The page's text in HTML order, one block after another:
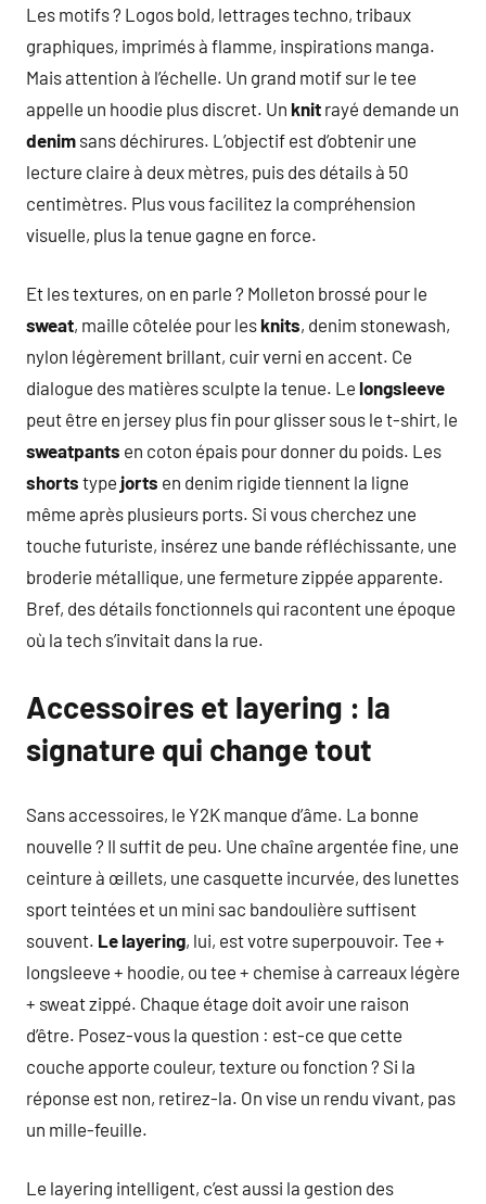
Les motifs ? Logos bold, lettrages techno, tribaux
graphiques, imprimés à flamme, inspirations manga.
Mais attention à l’échelle. Un grand motif sur le tee
appelle un hoodie plus discret. Un knit rayé demande un
denim sans déchirures. L’objectif est d’obtenir une
lecture claire à deux mètres, puis des détails à 50
centimètres. Plus vous facilitez la compréhension
visuelle, plus la tenue gagne en force.
Et les textures, on en parle ? Molleton brossé pour le
sweat, maille côtelée pour lesknits, denim stonewash,
nylon légèrement brillant, cuir verni en accent. Ce
dialogue des matières sculpte la tenue. Le longsleeve
peut être en jersey plus fin pour glisser sous le t-shirt, le
sweatpants en coton épais pour donner du poids. Les
shorts type jorts en denim rigide tiennent la ligne
même après plusieurs ports. Si vous cherchez une
touche futuriste, insérez une bande réfléchissante, une
broderie métallique, une fermeture zippée apparente.
Bref, des détails fonctionnels qui racontent une époque
où la tech s’invitait dans la rue.
Accessoires et layering : la
signature qui change tout
Sans accessoires, le Y2K manque d’âme. La bonne
nouvelle ? Il suffit de peu. Une chaîne argentée fine, une
ceinture à œillets, une casquette incurvée, des lunettes
sport teintées et un mini sac bandoulière suffisent
souvent. Le layering, lui, est votre superpouvoir. Tee +
longsleeve + hoodie, ou tee + chemise à carreaux légère
+ sweat zippé. Chaque étage doit avoir une raison
d’être. Posez-vous la question : est-ce que cette
couche apporte couleur, texture ou fonction ? Si la
réponse est non, retirez-la. On vise un rendu vivant, pas
un mille-feuille.
Le layering intelligent, c’est aussi la gestion des